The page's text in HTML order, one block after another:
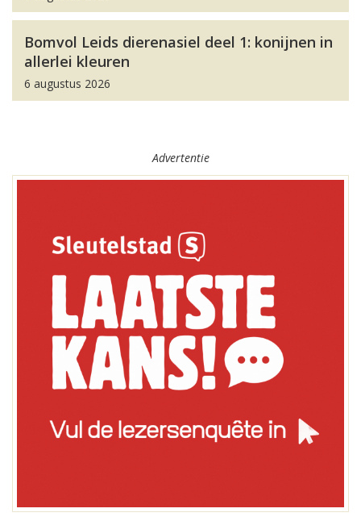
Bomvol Leids dierenasiel deel 1: konijnen in
allerlei kleuren
6 augustus 2026
Advertentie